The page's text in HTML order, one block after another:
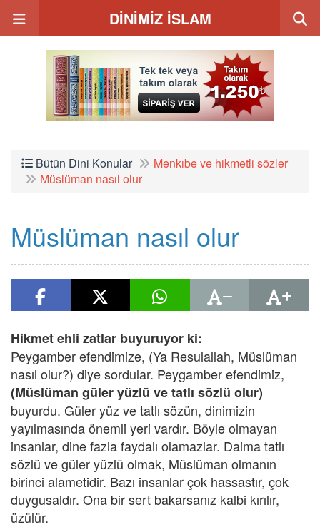
DİNİMİZ İSLAM
Bütün Dini Konular
Menkıbe ve hikmetli sözler
Müslüman nasıl olur
Müslüman nasıl olur
Hikmet ehli zatlar buyuruyor ki:
Peygamber efendimize, (Ya Resulallah, Müslüman
nasıl olur?) diye sordular. Peygamber efendimiz,
(Müslüman güler yüzlü ve tatlı sözlü olur)
buyurdu. Güler yüz ve tatlı sözün, dinimizin
yayılmasında önemli yeri vardır. Böyle olmayan
insanlar, dine fazla faydalı olamazlar. Daima tatlı
sözlü ve güler yüzlü olmak, Müslüman olmanın
birinci alametidir. Bazı insanlar çok hassastır, çok
duygusaldır. Ona bir sert bakarsanız kalbi kırılır,
üzülür.